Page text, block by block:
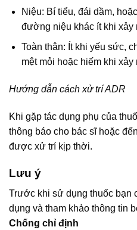
Niệu: Bí tiểu, đái dầm,
đường niệu khác ít khi xảy
Toàn thân: Ít khi yếu sức,
mệt mỏi hoặc hiếm khi
Hướng dẫn cách xử trí ADR
Khi gặp tác dụng phụ của
thông báo cho bác sĩ hoặc
được xử trí kịp thời.
Lưu ý
Trước khi sử dụng thuốc bạn
dụng và tham khảo thông tin
Chống chỉ định